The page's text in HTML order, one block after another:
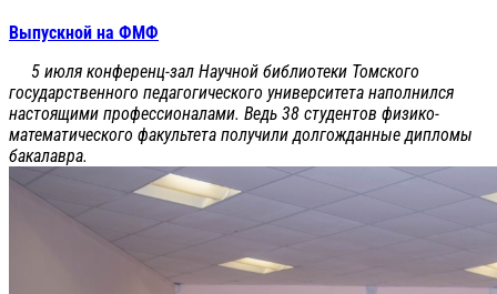
Выпускной на ФМФ
5 июля конференц-зал Научной библиотеки Томского
государственного педагогического университета наполнился
настоящими профессионалами. Ведь 38 студентов физико-
математического факультета получили долгожданные дипломы
бакалавра.